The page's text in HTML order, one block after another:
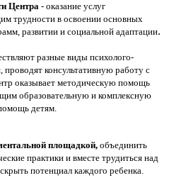
Центра - оказание услуг
трудности в освоении основных
развитии и социальной адаптации.
разные виды психолого-
проводят консультативную работу с
оказывает методическую помощь
образовательную и комплексную
детям.
площадкой, объединить
практики и вместе трудиться над
потенциал каждого ребенка.